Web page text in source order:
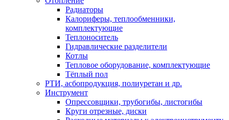
Радиаторы
Калориферы, теплообменники,
комплектующие
Теплоноситель
Гидравлические разделители
Котлы
Тепловое оборудование, комплектующие
Тёплый пол
РТИ, асбопродукция, полиуретан и др.
Инструмент
Опрессовщики, трубогибы, листогибы
Круги отрезные, диски